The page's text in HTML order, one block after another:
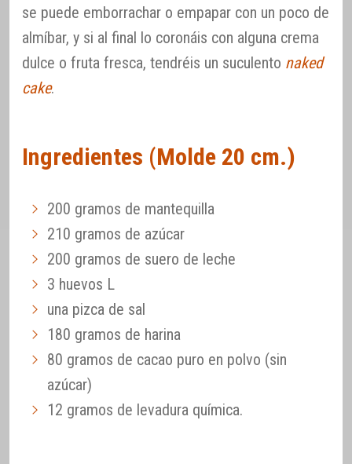
se puede emborrachar o empapar con un poco de
almíbar, y si al final lo coronáis con alguna crema
dulce o fruta fresca, tendréis un suculento naked
cake.
Ingredientes (Molde 20 cm.)
200 gramos de mantequilla
210 gramos de azúcar
200 gramos de suero de leche
3 huevos L
una pizca de sal
180 gramos de harina
80 gramos de cacao puro en polvo (sin
azúcar)
12 gramos de levadura química.